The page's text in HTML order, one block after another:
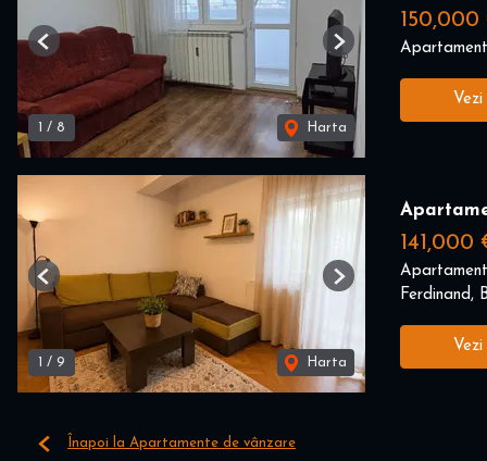
/ 8 Harta
Previous Next
150,000
/ 9 Harta
Previous Next
141,000
Ferdinand,
Înapoi la Apartamente de vânzare